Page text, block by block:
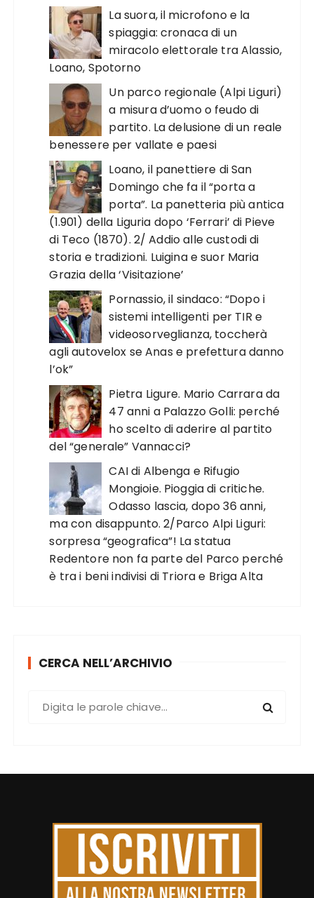
La suora, il microfono e la
spiaggia: cronaca di un
miracolo elettorale tra Alassio,
Loano, Spotorno
Un parco regionale (Alpi Liguri)
a misura d’uomo o feudo di
partito. La delusione di un reale
benessere per vallate e paesi
Loano, il panettiere di San
Domingo che fa il “porta a
porta”. La panetteria più antica
(1.901) della Liguria dopo ‘Ferrari’ di Pieve
di Teco (1870). 2/ Addio alle custodi di
storia e tradizioni. Luigina e suor Maria
Grazia della ‘Visitazione’
Pornassio, il sindaco: “Dopo i
sistemi intelligenti per TIR e
videosorveglianza, toccherà
agli autovelox se Anas e prefettura danno
l’ok”
Pietra Ligure. Mario Carrara da
47 anni a Palazzo Golli: perché
ho scelto di aderire al partito
del “generale” Vannacci?
CAI di Albenga e Rifugio
Mongioie. Pioggia di critiche.
Odasso lascia, dopo 36 anni,
ma con disappunto. 2/Parco Alpi Liguri:
sorpresa “geografica”! La statua
Redentore non fa parte del Parco perché
è tra i beni indivisi di Triora e Briga Alta
CERCA NELL’ARCHIVIO